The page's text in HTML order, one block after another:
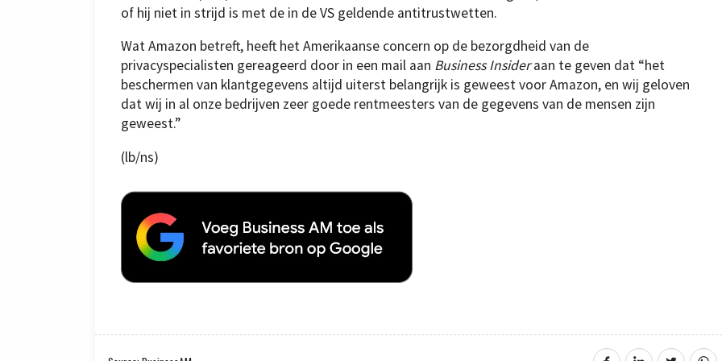
of hij niet in strijd is met de in de VS geldende antitrustwetten.
Wat Amazon betreft, heeft het Amerikaanse concern op de bezorgdheid van de
privacyspecialisten gereageerd door in een mail aan Business Insideraan te geven dat “het
beschermen van klantgegevens altijd uiterst belangrijk is geweest voor Amazon, en wij geloven
dat wij in al onze bedrijven zeer goede rentmeesters van de gegevens van de mensen zijn
geweest.”
(lb/ns)